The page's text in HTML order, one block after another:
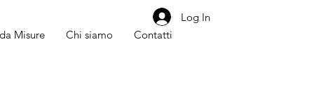
Misure Chi siamo Contatti
Log In